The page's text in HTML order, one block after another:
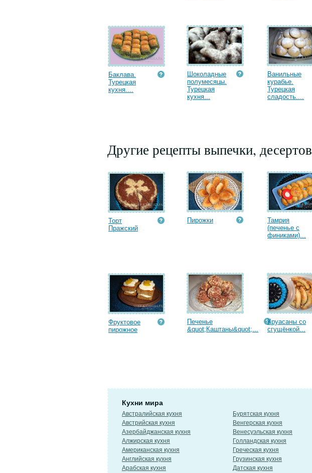
Баклава.
Турецкая
кухня....
Шоколадные
полумесяцы.
Турецкая
кухня...
Ванильные
курабье.
Турецкая
сладость....
Другие рецепты выпечки, десертов
Торт
Пражский
Пирожки
Тамрия
(печенье с
финиками)...
Фруктовое
пирожное
Печенье
&quot;Каштаны&quot;...
Круасаны со
сгущёнкой...
Кухни мира
Австралийская кухня
Австрийская кухня
Азербайджанская кухня
Алжирская кухня
Американская кухня
Английская кухня
Арабская кухня
Бурятская кухня
Венгерская кухня
Венесуэльская кухня
Голландская кухня
Греческая кухня
Грузинская кухня
Датская кухня